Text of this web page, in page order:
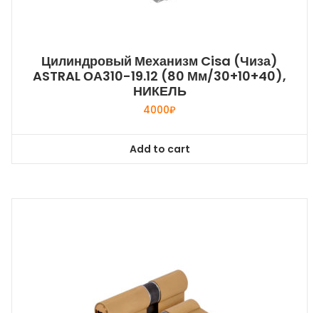
Цилиндровый Механизм Cisa (Чиза)
ASTRAL ОА310-19.12 (80 Мм/30+10+40),
НИКЕЛЬ
4000₽
Add to cart